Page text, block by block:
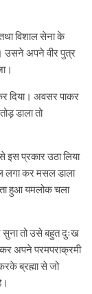
विशाल सेना के
उसने अपने वीर पुत्र
दिया। अवसर पाकर
डाला तो
इस प्रकार उठा लिया
लगा कर मसल डाला
हुआ यमलोक चला
सुना तो उसे बहुत दुःख
अपने परमपराक्रमी
ब्रह्मा से जो